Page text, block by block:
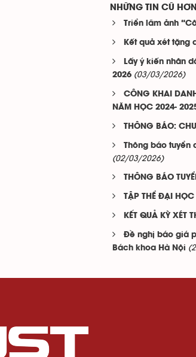
NHỮNG TIN CŨ HƠN
Triển lãm ảnh
Kết quả xét tặng
Lấy ý kiến nhân
2026 (03/03/2026)
CÔNG KHAI
NĂM HỌC 2024-
THÔNG BÁO:
Thông báo tuyển
(02/03/2026)
THÔNG BÁO
TẬP THỂ ĐẠI
KẾT QUẢ KỲ XÉT
Đề nghị báo giá
Bách khoa Hà Nội